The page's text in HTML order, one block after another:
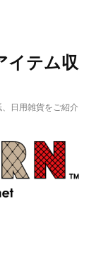
イテム収
日用雑貨をご紹介